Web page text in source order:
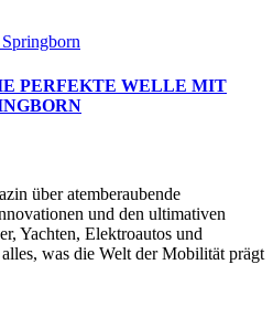
PERFEKTE WELLE MIT
über atemberaubende
und den ultimativen
Yachten, Elektroautos und
was die Welt der Mobilität prägt